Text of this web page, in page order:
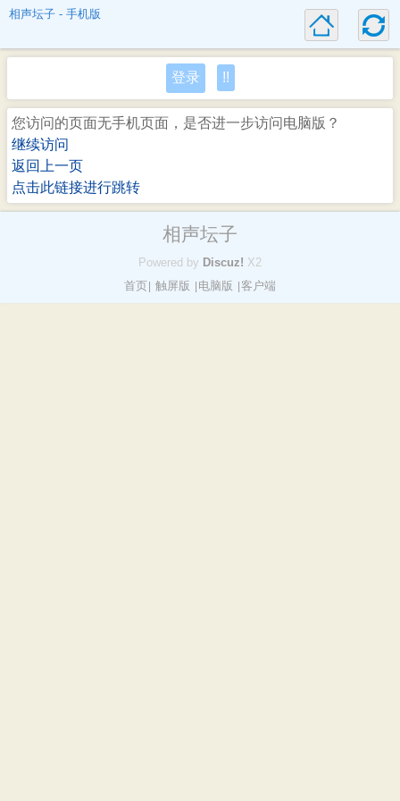
相声坛子 - 手机版
登录 !!
您访问的页面无手机页面，是否进一步访问电脑版？
继续访问
返回上一页
点击此链接进行跳转
相声坛子
Powered by Discuz! X2
首页 触屏版 电脑版 客户端